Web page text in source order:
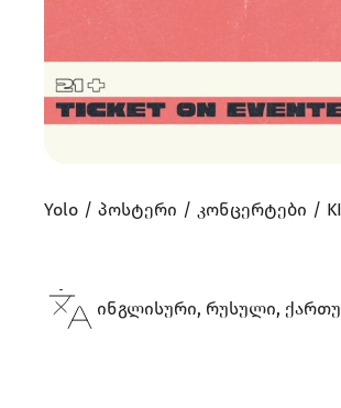
Yolo
პოსტერი კონცერტები
ინგლისური, რუსული,